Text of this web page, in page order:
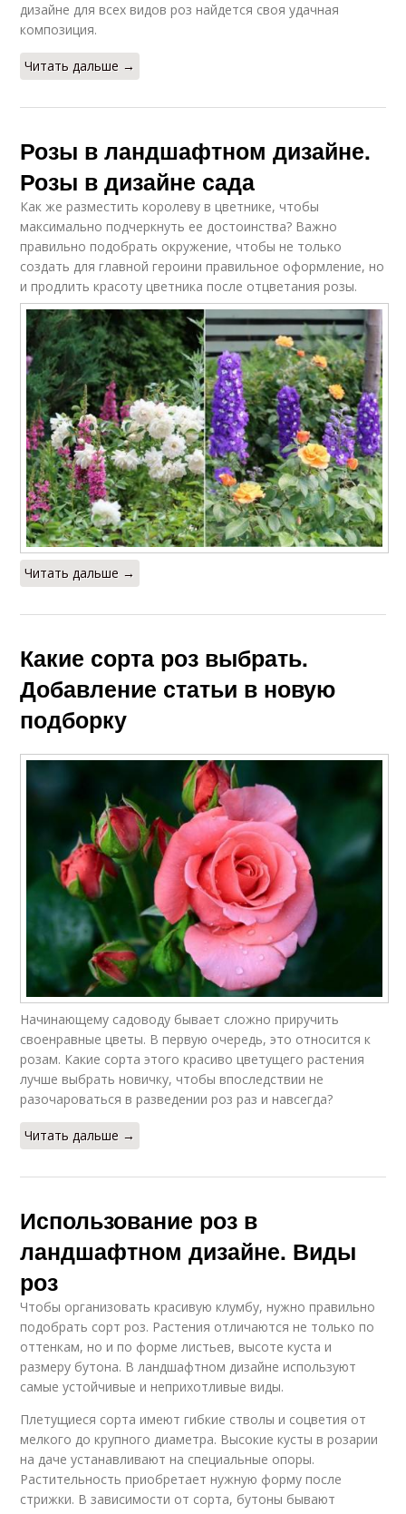
дизайне для всех видов роз найдется своя удачная
композиция.
Читать дальше →
Розы в ландшафтном дизайне.
Розы в дизайне сада
Как же разместить королеву в цветнике, чтобы
максимально подчеркнуть ее достоинства? Важно
правильно подобрать окружение, чтобы не только
создать для главной героини правильное оформление, но
и продлить красоту цветника после отцветания розы.
Читать дальше →
Какие сорта роз выбрать.
Добавление статьи в новую
подборку
Начинающему садоводу бывает сложно приручить
своенравные цветы. В первую очередь, это относится к
розам. Какие сорта этого красиво цветущего растения
лучше выбрать новичку, чтобы впоследствии не
разочароваться в разведении роз раз и навсегда?
Читать дальше →
Использование роз в
ландшафтном дизайне. Виды
роз
Чтобы организовать красивую клумбу, нужно правильно
подобрать сорт роз. Растения отличаются не только по
оттенкам, но и по форме листьев, высоте куста и
размеру бутона. В ландшафтном дизайне используют
самые устойчивые и неприхотливые виды.
Плетущиеся сорта имеют гибкие стволы и соцветия от
мелкого до крупного диаметра. Высокие кусты в розарии
на даче устанавливают на специальные опоры.
Растительность приобретает нужную форму после
стрижки. В зависимости от сорта, бутоны бывают